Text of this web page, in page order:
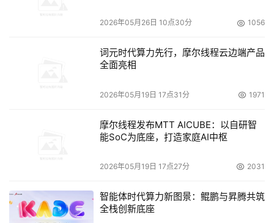
Scott Roza先生与陈冲先生亲切会谈
2026年05月26日 10点30分 1056
词元时代算力先行，摩尔线程云边端产品
全面亮相
2026年05月19日 17点31分 1971
摩尔线程发布MTT AICUBE：以自研智
能SoC为底座，打造家庭AI中枢
2026年05月19日 17点27分 2031
智能体时代算力新图景：鲲鹏与昇腾共筑
全栈创新底座